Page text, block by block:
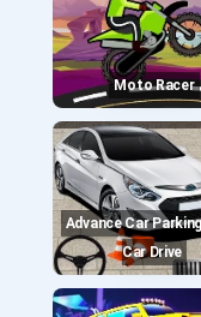
Moto Racer
Advance Car Parking Game:
Car Drive